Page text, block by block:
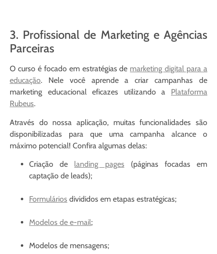
3. Profissional de Marketing e Agências
Parceiras
O curso é focado em estratégias de marketing digital para a
educação. Nele você aprende a criar campanhas de
marketing educacional eficazes utilizando a Plataforma
Rubeus.
Através do nossa aplicação, muitas funcionalidades são
disponibilizadas para que uma campanha alcance o
máximo potencial! Confira algumas delas:
Criação de landing pages (páginas focadas em
captação de leads);
Formulários divididos em etapas estratégicas;
Modelos de e-mail;
Modelos de mensagens;